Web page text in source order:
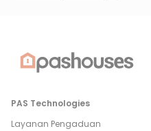
PAS Technologies
Layanan Pengaduan